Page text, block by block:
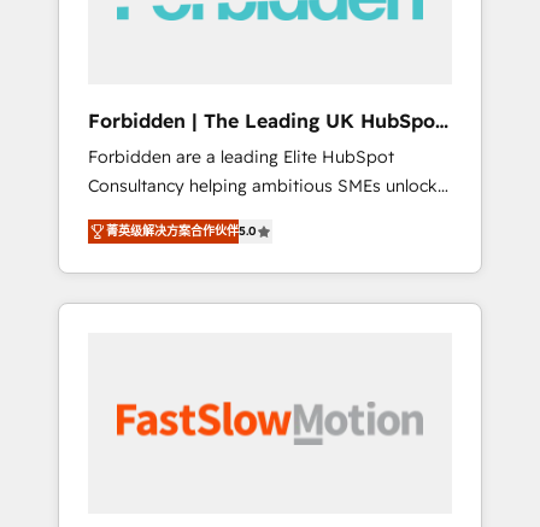
custom : CRM UI Extensions (React),
B2B, Immobilier, Viticulture, Finance. 🚀 Nos
livrables : migration sécurisée,
implémentation Marketing + Sales + Service
Hub, synchronisation ERP ↔ HubSpot temps
réel, formation équipes. 🏆 +350 projets
livrés. Accrédités HubSpot CRM
Implementation, Data Migration & Custom
Forbidden | The Leading UK HubSpot
Consultancy
Forbidden are a leading Elite HubSpot
Consultancy helping ambitious SMEs unlock
the full potential of HubSpot. Too many
businesses invest in HubSpot but never see
the ROI they expected due to poor adoption,
messy data, and disconnected teams getting
so it actually drives revenue, not just reports
菁英级解决方案合作伙伴5.0